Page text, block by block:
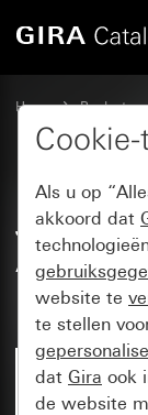
Home Producten
Jaloezieactoren
AC 230
Als u op
akkoord dat
website te
te stellen
dat Gira ook
de website